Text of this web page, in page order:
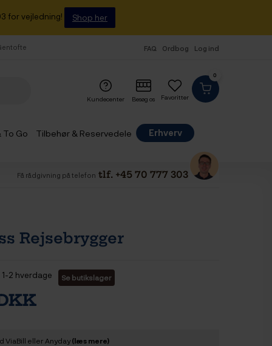
for vejledning! Shop her
FAQ Ordbog Log ind
0
Favoritter
Kundecenter Besøg os
To Go Tilbehør & Reservedele
Erhverv
Få rådgivning på telefon tlf. +45 70 777 303
Rejsebrygger
1-2 hverdage Se butikslager
ViaBill eller Anyday(læs mere)